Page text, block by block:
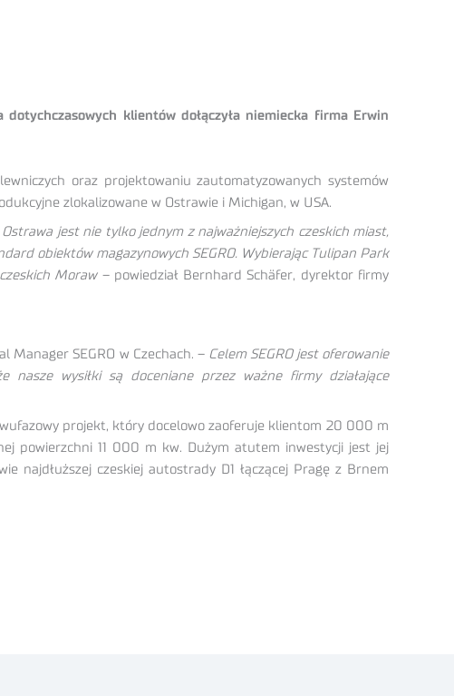
klientów dołączyła niemiecka firma Erwin
oraz projektowaniu zautomatyzowanych systemów
zlokalizowane w Ostrawie i Michigan, w USA.
jest nie tylko jednym z najważniejszych czeskich miast,
obiektów magazynowych SEGRO. Wybierając Tulipan Park
Moraw– powiedział Bernhard Schäfer, dyrektor firmy
Manager SEGRO w Czechach. – Celem SEGRO jest oferowanie
nasze wysiłki są doceniane przez ważne firmy działające
projekt, który docelowo zaoferuje klientom 20 000 m
powierzchni 11 000 m kw. Dużym atutem inwestycji jest jej
najdłuższej czeskiej autostrady D1 łączącej Pragę z Brnem